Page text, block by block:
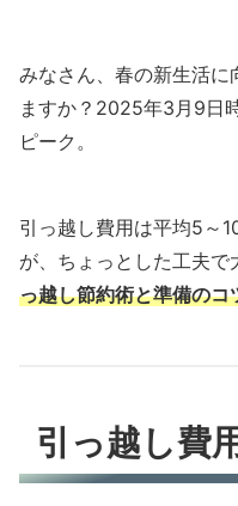
みなさん、春の新生活に
ますか？2025年3月9日
ピーク。
引っ越し費用は平均5～
が、ちょっとした工夫で
っ越し節約術と準備のコ
引っ越し費